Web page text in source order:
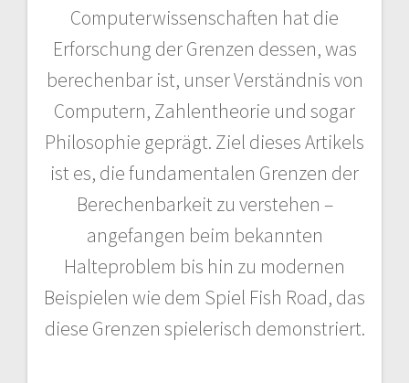
Computerwissenschaften hat die
Erforschung der Grenzen dessen, was
berechenbar ist, unser Verständnis von
Computern, Zahlentheorie und sogar
Philosophie geprägt. Ziel dieses Artikels
ist es, die fundamentalen Grenzen der
Berechenbarkeit zu verstehen –
angefangen beim bekannten
Halteproblem bis hin zu modernen
Beispielen wie dem Spiel Fish Road, das
diese Grenzen spielerisch demonstriert.